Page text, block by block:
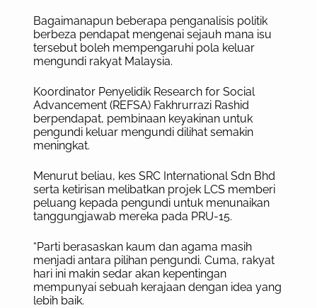
Bagaimanapun beberapa penganalisis politik
berbeza pendapat mengenai sejauh mana isu
tersebut boleh mempengaruhi pola keluar
mengundi rakyat Malaysia.
Koordinator Penyelidik Research for Social
Advancement (REFSA) Fakhrurrazi Rashid
berpendapat, pembinaan keyakinan untuk
pengundi keluar mengundi dilihat semakin
meningkat.
Menurut beliau, kes SRC International Sdn Bhd
serta ketirisan melibatkan projek LCS memberi
peluang kepada pengundi untuk menunaikan
tanggungjawab mereka pada PRU-15.
“Parti berasaskan kaum dan agama masih
menjadi antara pilihan pengundi. Cuma, rakyat
hari ini makin sedar akan kepentingan
mempunyai sebuah kerajaan dengan idea yang
lebih baik.